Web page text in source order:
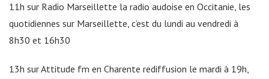
11h sur Radio Marseillette la radio audoise en Occitanie, les
quotidiennes sur Marseillette, c’est du lundi au vendredi à
8h30 et 16h30
13h sur Attitude fm en Charente rediffusion le mardi à 19h,